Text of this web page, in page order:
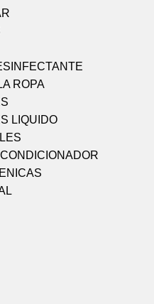
ROPA
LIQUIDO